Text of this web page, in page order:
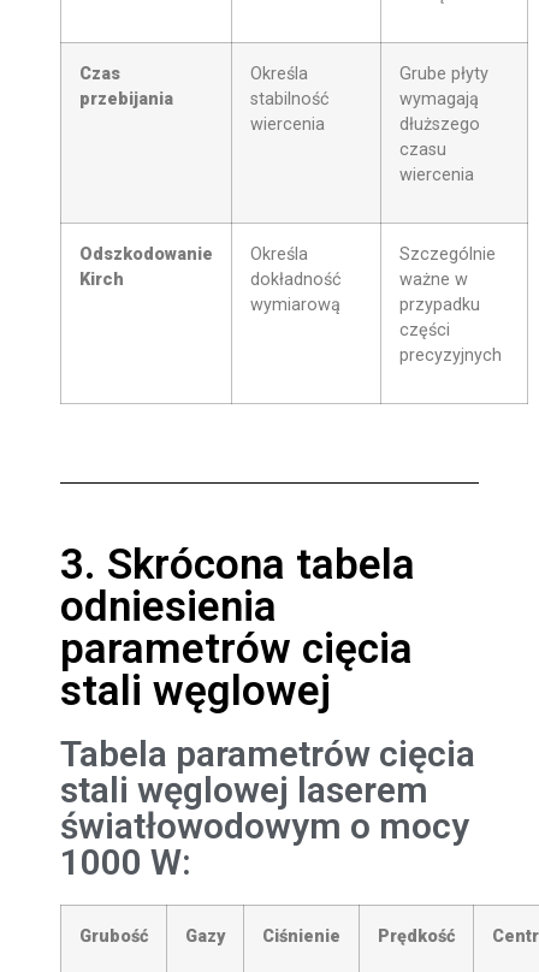
Czas
przebijania
Określa
stabilność
wiercenia
Grube płyty
wymagają
dłuższego
czasu
wiercenia
Odszkodowanie
Kirch
Określa
dokładność
wymiarową
Szczególnie
ważne w
przypadku
części
precyzyjnych
3. Skrócona tabela
odniesienia
parametrów cięcia
stali węglowej
Tabela parametrów cięcia
stali węglowej laserem
światłowodowym o mocy
1000 W:
Grubość Gazy Ciśnienie Prędkość